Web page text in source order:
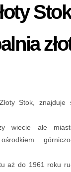
Stok
Stok,
wiecie ale
aż do 1961 roku